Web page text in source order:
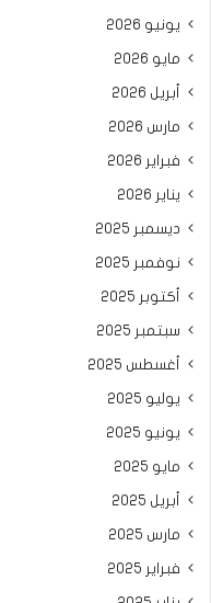
يونيو 2026
مايو 2026
أبريل 2026
مارس 2026
فبراير 2026
يناير 2026
ديسمبر 2025
نوفمبر 2025
أكتوبر 2025
سبتمبر 2025
أغسطس 2025
يوليو 2025
يونيو 2025
مايو 2025
أبريل 2025
مارس 2025
فبراير 2025